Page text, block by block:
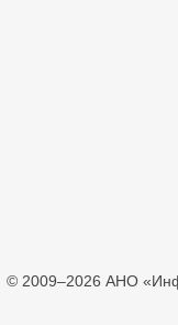
© 2009–2026 АНО